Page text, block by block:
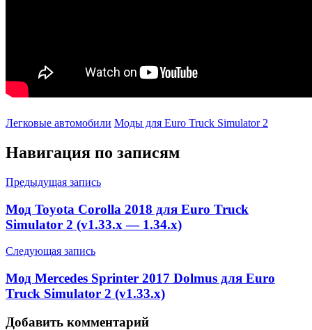
Легковые автомобили Моды для Euro Truck Simulator 2
Навигация по записям
Предыдущая запись
Мод Toyota Corolla 2018 для Euro Truck
Simulator 2 (v1.33.x — 1.34.x)
Следующая запись
Мод Mercedes Sprinter 2017 Dolmus для Euro
Truck Simulator 2 (v1.33.x)
Добавить комментарий